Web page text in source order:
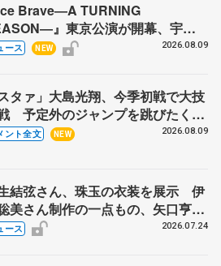
Ice Brave―A TURNING
』東京公演が開幕、宇野
の『Ice Brave』にかける思いを
ース NEW 2026.08.09
スタァ」大島光翔、今季初戦で大技
予定外のジャンプを跳びたくな
理由とは… 【関東サマートロフ
ント全文 NEW 2026.08.09
結弦さん、珠玉の衣装を展示 伊
美さん制作の一点もの、矢口亨さ
撮影
ース 2026.07.24